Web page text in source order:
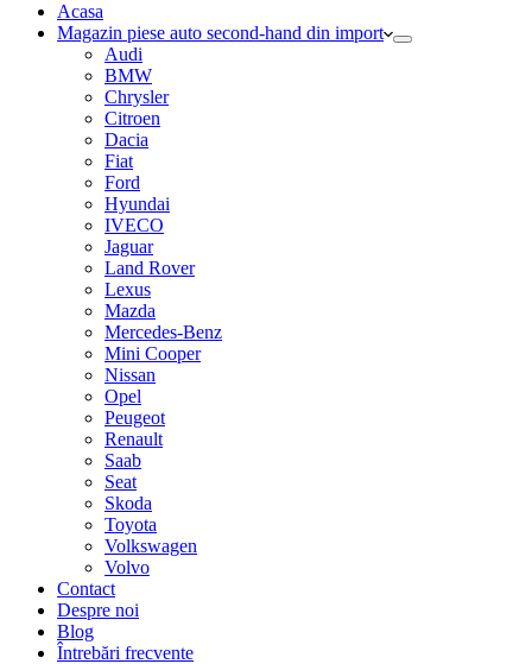
cumpărături
Acasa
Magazin piese auto second-hand din import
Audi
BMW
Chrysler
Citroen
Dacia
Fiat
Ford
Hyundai
IVECO
Jaguar
Land Rover
Lexus
Mazda
Mercedes-Benz
Mini Cooper
Nissan
Opel
Peugeot
Renault
Saab
Seat
Skoda
Toyota
Volkswagen
Volvo
Contact
Despre noi
Blog
Întrebări frecvente